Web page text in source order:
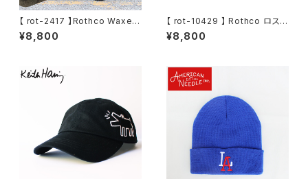
【 rot-2417 】Rothco Waxed
Canvas Shoulder Duffle Ba
g - 24 Inch ショルダー ダッフ
ベルバッグ 旅行
¥8,800
【 rot-10429 】 Rothco ロスコ
Wool Rescue Survival Blan
ket レスキュー サバイバル ブラ
ャンプ
¥8,800